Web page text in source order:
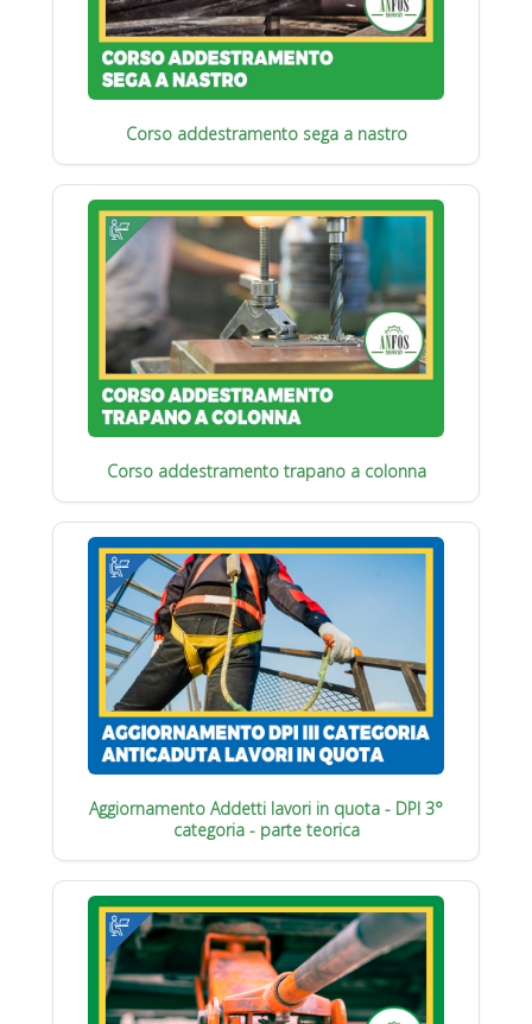
Corso addestramento sega a nastro
Corso addestramento trapano a colonna
Aggiornamento Addetti lavori in quota - DPI 3°
categoria - parte teorica